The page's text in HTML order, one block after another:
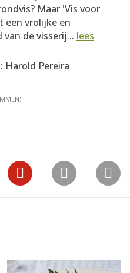
Maar 'Vis voor
een vrolijke en
de visserij... lees
Harold Pereira